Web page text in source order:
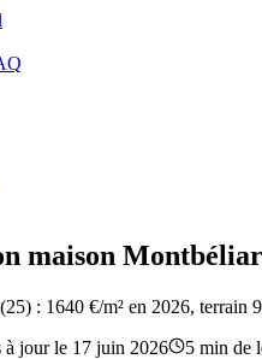
maison
: 1640 €/m² en 2026, terrain
à jour le 17 juin 2026 5 min de